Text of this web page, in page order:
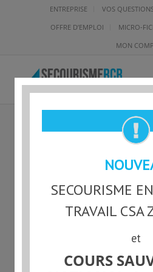
ENTREPRISE VOS
OFFRE D’EMPLOI
MICRO-
MON
COMMENT
SECOURISME
TRAVAIL
et
COURS